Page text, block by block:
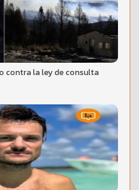
contra la ley de consulta